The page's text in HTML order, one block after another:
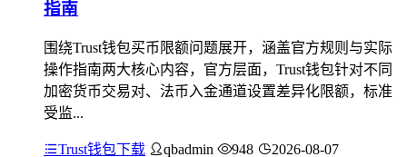
指南
围绕Trust钱包买币限额问题展开，涵盖官方规则与实际
操作指南两大核心内容，官方层面，Trust钱包针对不同
加密货币交易对、法币入金通道设置差异化限额，标准
受监...
Trust钱包下载 qbadmin 948 2026-08-07